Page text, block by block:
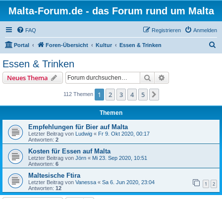
Malta-Forum.de - das Forum rund um Malta
FAQ Anmelden
Registrieren
Portal Foren-Übersicht Kultur Essen & Trinken
Essen & Trinken
Neues Thema Suche
112 Themen 1 2 3 4 5
Themen
Empfehlungen für Bier auf Malta
Letzter Beitrag von Ludwig « Fr 9. Okt 2020, 00:17
Antworten: 2
Kosten für Essen auf Malta
Letzter Beitrag von Jörn « Mi 23. Sep 2020, 10:51
Antworten: 6
Maltesische Ftira
Letzter Beitrag von Vanessa « Sa 6. Jun 2020, 23:04
Antworten: 12
1 2